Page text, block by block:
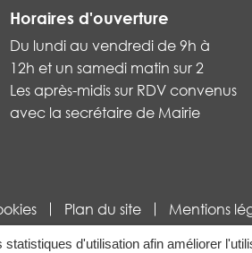
d'utilisation afin améliorer
Horaires d'ouverture
Du lundi au vendredi de 9h à
12h et un samedi matin sur 2
Les après-midis sur RDV convenus
avec la secrétaire de Mairie
Plan du site Mentions